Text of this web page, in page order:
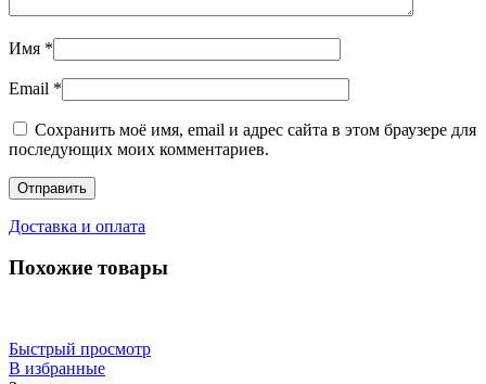
Имя *
Email *
Сохранить моё имя, email и адрес сайта в этом браузере для
последующих моих комментариев.
Доставка и оплата
Похожие товары
Быстрый просмотр
В избранные